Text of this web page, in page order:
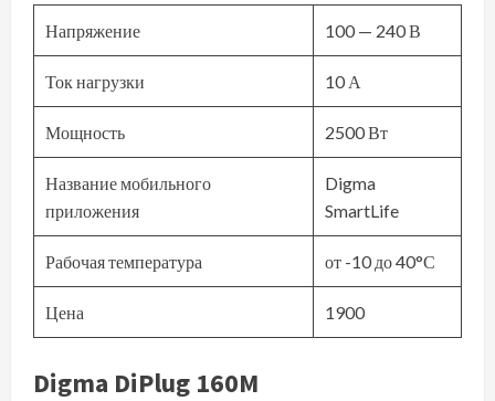
Напряжение 100 — 240 В
Ток нагрузки 10 А
Мощность 2500 Вт
Название мобильного
приложения
Digma
SmartLife
Рабочая температура от -10 до 40°С
Цена 1900
Digma DiPlug 160M